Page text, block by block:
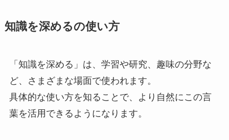
知識を深めるの使い方
「知識を深める」は、学習や研究、趣味の分野な
ど、さまざまな場面で使われます。
具体的な使い方を知ることで、より自然にこの言
葉を活用できるようになります。